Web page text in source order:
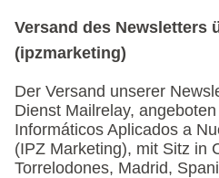
Versand des Newsletters
(ipzmarketing)
Der Versand unserer
Dienst Mailrelay,
Informáticos Aplicados a
(IPZ Marketing), mit Sitz in
Torrelodones, Madrid,